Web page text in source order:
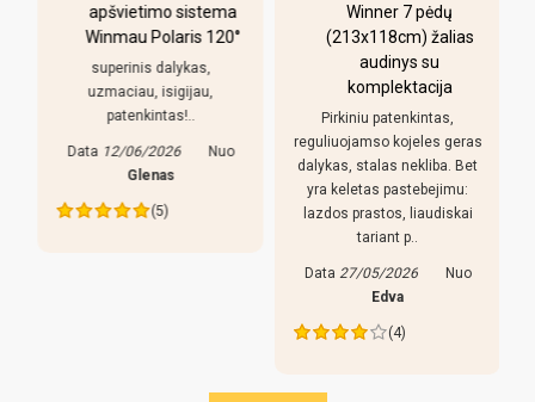
apšvietimo sistema
Winmau Polaris 120°
superinis dalykas,
uzmaciau, isigijau,
patenkintas!..
Data 12/06/2026
Nuo
Glenas
(5)
Winner 7 pėdų
(213x118cm) žalias
audinys su
komplektacija
Pirkiniu patenkintas,
reguliuojamso kojeles geras
dalykas, stalas nekliba. Bet
yra keletas pastebejimu:
lazdos prastos, liaudiskai
tariant p..
Data 27/05/2026
Nuo
Edva
(4)